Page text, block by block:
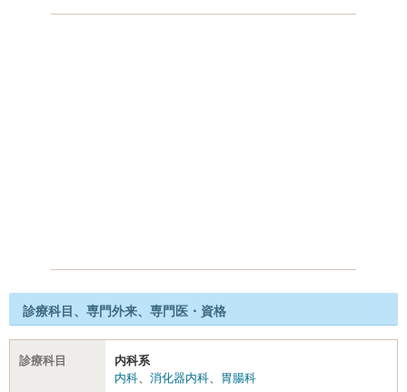
診療科目、専門外来、専門医・資格
診療科目
内科系
内科、 消化器内科、 胃腸科